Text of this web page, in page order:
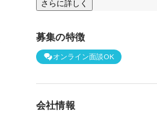
さらに詳しく
募集の特徴
オンライン面談OK
会社情報